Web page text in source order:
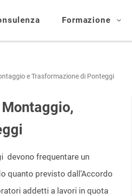
Formazione
e Trasformazione di Ponteggi
devono frequentare un
quanto previsto dall’Accordo
addetti a lavori in quota